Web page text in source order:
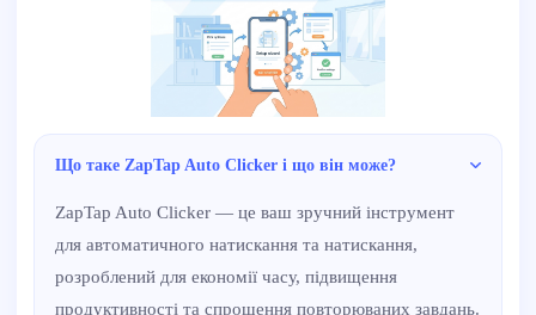
Що таке ZapTap Auto Clicker і що він може?
ZapTap Auto Clicker — це ваш зручний інструмент
для автоматичного натискання та натискання,
розроблений для економії часу, підвищення
продуктивності та спрощення повторюваних завдань.